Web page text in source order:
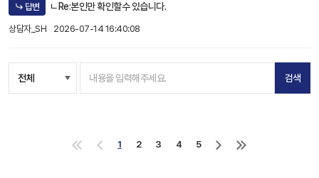
답변 ㄴRe:본인만 확인할수 있습니다.
상담자_SH 2026-07-14 16:40:08
검색
1 2 3 4
5